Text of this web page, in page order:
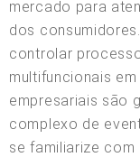
mercado para
dos
controlar
multifuncionais
empresariais são
complexo de
se familiarize com